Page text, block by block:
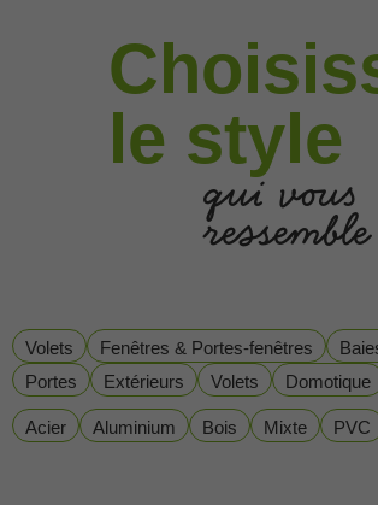
le style
qui vous
ressemble
Volets Fenêtres & Portes-fenêtres
Portes
Extérieurs Volets Domotique
Acier Aluminium Bois Mixte PVC